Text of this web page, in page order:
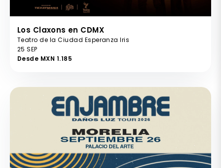
Los Claxons en CDMX
Teatro de la Ciudad Esperanza Iris
25 SEP
Desde MXN 1.185